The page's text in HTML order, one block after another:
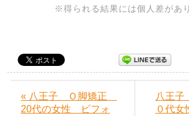
※得られる結果には個人差があ
« 八王子 Ｏ脚矯正
20代の女性 ビフォ
八王
０代女